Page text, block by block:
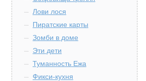
Лови лося
Пиратские карты
Зомби в доме
Эти дети
Туманность Ежа
Фикси-кухня